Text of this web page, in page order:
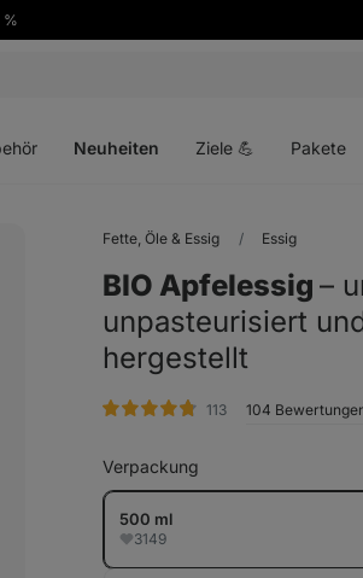
%
Neuheiten Ziele 💪 Pakete
Fette, Öle & Essig Essig
BIO Apfelessig ⁠–⁠
unpasteurisiert
hergestellt
113Bewertungen
104
Verpackung
500 ml
3149